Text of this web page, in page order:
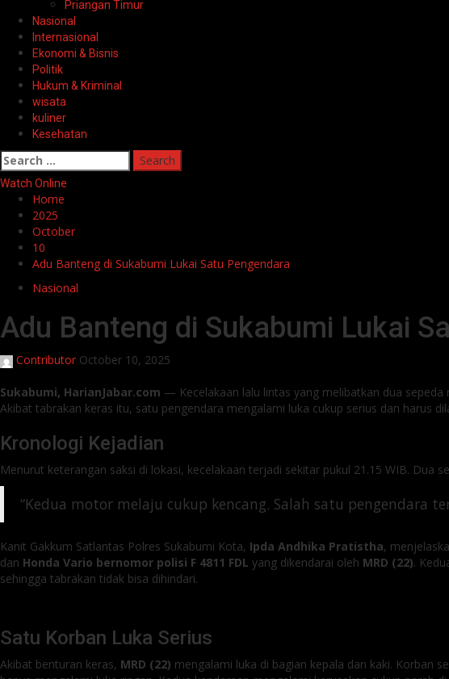
Priangan Timur
Nasional
Internasional
Ekonomi & Bisnis
Politik
Hukum & Kriminal
wisata
kuliner
Kesehatan
Search
for:
Watch Online
Home
2025
October
10
Adu Banteng di Sukabumi Lukai Satu Pengendara
Nasional
Adu Banteng di Sukabumi Lukai
Contributor October 10, 2025
Sukabumi, HarianJabar.com — Kecelakaan lalu lintas yang melibatkan dua
Akibat tabrakan keras itu, satu pengendara mengalami luka cukup serius dan harus
Kronologi Kejadian
Menurut keterangan saksi di lokasi, kecelakaan terjadi sekitar pukul 21.15 WIB.
“Kedua motor melaju cukup kencang. Salah satu pengendara
Kanit Gakkum Satlantas Polres Sukabumi Kota, Ipda Andhika Pratistha,
dan Honda Vario bernomor polisi F 4811 FDL yang dikendarai oleh MRD (22).
sehingga tabrakan tidak bisa dihindari.
Satu Korban Luka Serius
Akibat benturan keras, MRD (22) mengalami luka di bagian kepala dan kaki. Korban